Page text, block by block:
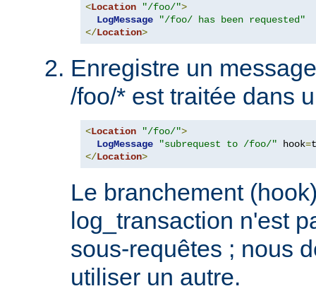
<Location "/foo/">
LogMessage
"/foo/ has been requested"
</Location>
Enregistre un
/foo/* est traitée dans
<Location "/foo/">
LogMessage
"subrequest to /foo/" hook=
</Location>
Le branchement
log_transaction n'est
sous-requêtes ; nous
utiliser un autre.